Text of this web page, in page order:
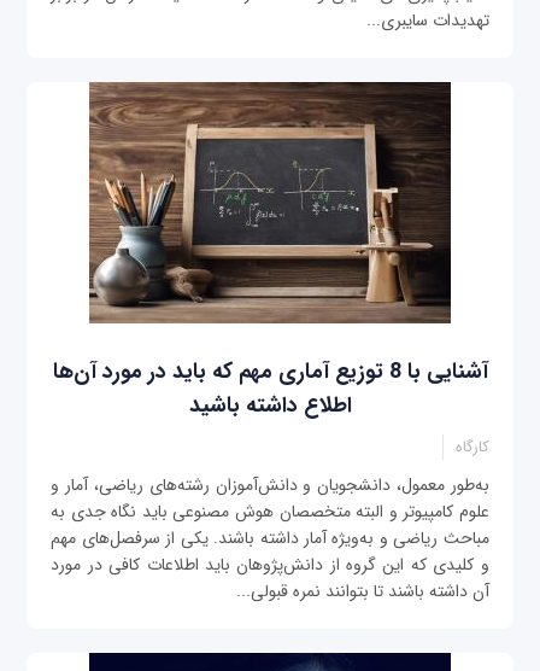
تهدیدات سایبری...
آشنایی با 8 توزیع آماری مهم که باید در مورد آن‌ها
اطلاع داشته باشید
کارگاه
به‌طور معمول، دانشجویان و دانش‌آموزان رشته‌های ریاضی، آمار و
علوم کامپیوتر و البته متخصصان هوش مصنوعی باید نگاه جدی به
مباحث ریاضی و به‌ویژه آمار داشته باشند. یکی از سرفصل‌های مهم
و کلیدی که این گروه از دانش‌پژوهان باید اطلاعات کافی در مورد
آن داشته باشند تا بتوانند نمره قبولی...